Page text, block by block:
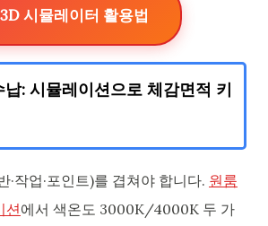
시뮬레이터 활용법
납: 시뮬레이션으로 체감면적 키
·작업·포인트)를 겹쳐야 합니다. 원룸
션에서 색온도 3000K/4000K 두 가